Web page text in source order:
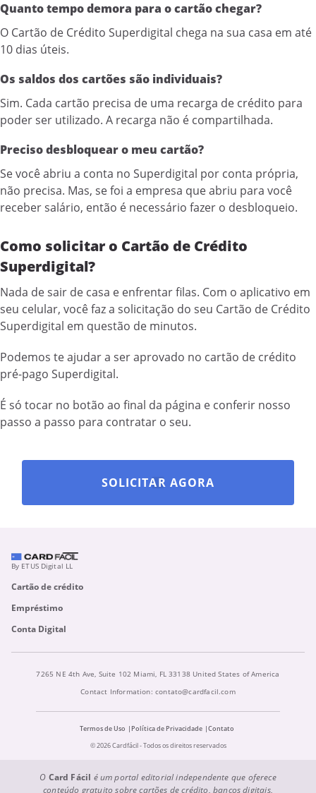
Quanto tempo demora para o cartão chegar?
O Cartão de Crédito Superdigital chega na sua casa em até
10 dias úteis.
Os saldos dos cartões são individuais?
Sim. Cada cartão precisa de uma recarga de crédito para
poder ser utilizado. A recarga não é compartilhada.
Preciso desbloquear o meu cartão?
Se você abriu a conta no Superdigital por conta própria,
não precisa. Mas, se foi a empresa que abriu para você
receber salário, então é necessário fazer o desbloqueio.
Como solicitar o Cartão de Crédito
Superdigital?
Nada de sair de casa e enfrentar filas. Com o aplicativo em
seu celular, você faz a solicitação do seu Cartão de Crédito
Superdigital em questão de minutos.
Podemos te ajudar a ser aprovado no cartão de crédito
pré-pago Superdigital.
É só tocar no botão ao final da página e conferir nosso
passo a passo para contratar o seu.
SOLICITAR AGORA
By ETUS Digital LL
Cartão de crédito
Empréstimo
Conta Digital
7265 NE 4th Ave, Suite 102 Miami, FL 33138 United States of America
Contact Information: contato@cardfacil.com
Termos de Uso Política de Privacidade
Contato
© 2026 Cardfácil - Todos os direitos reservados
O Card Fácil é um portal editorial independente que oferece
conteúdo gratuito sobre cartões de crédito, bancos digitais,